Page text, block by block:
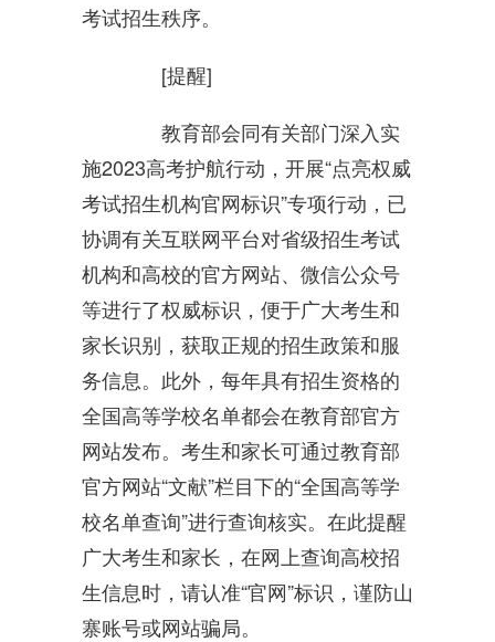
考试招生秩序。
[提醒]
教育部会同有关部门深入实
施2023高考护航行动，开展“点亮权威
考试招生机构官网标识”专项行动，已
协调有关互联网平台对省级招生考试
机构和高校的官方网站、微信公众号
等进行了权威标识，便于广大考生和
家长识别，获取正规的招生政策和服
务信息。此外，每年具有招生资格的
全国高等学校名单都会在教育部官方
网站发布。考生和家长可通过教育部
官方网站“文献”栏目下的“全国高等学
校名单查询”进行查询核实。在此提醒
广大考生和家长，在网上查询高校招
生信息时，请认准“官网”标识，谨防山
寨账号或网站骗局。